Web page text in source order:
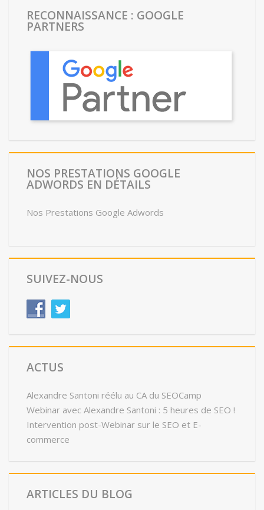
RECONNAISSANCE : GOOGLE
PARTNERS
NOS PRESTATIONS GOOGLE
ADWORDS EN DÉTAILS
Nos Prestations Google Adwords
SUIVEZ-NOUS
ACTUS
Alexandre Santoni réélu au CA du SEOCamp
Webinar avec Alexandre Santoni : 5 heures de SEO !
Intervention post-Webinar sur le SEO et E-
commerce
ARTICLES DU BLOG